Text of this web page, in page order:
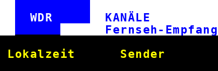
WDR
KANÄLE
Fernseh-
Lokalzeit